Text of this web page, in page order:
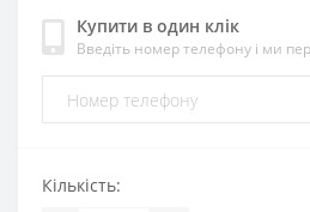
Купити в один клік
Введіть номер телефону і ми
Кількість: